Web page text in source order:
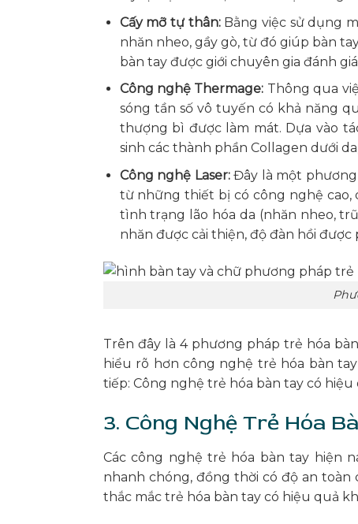
Cấy mỡ tự thân:Bằng việc sử dụng
nhăn nheo, gầy gò, từ đó giúp bàn
bàn tay được giới chuyên gia đánh
Công nghệ Thermage: Thông qua
sóng tần số vô tuyến có khả năng
thượng bì được làm mát. Dựa vào
sinh các thành phần Collagen dưới
Công nghệ Laser:Đây là một phương
từ những thiết bị có công nghệ cao,
tình trạng lão hóa da (nhăn nheo,
nhăn được cải thiện, độ đàn hồi được
Trên đây là 4 phương pháp trẻ hóa
hiểu rõ hơn công nghệ trẻ hóa bàn
tiếp: Công nghệ trẻ hóa bàn tay có
3. Công Nghệ Trẻ Hóa
Các công nghệ trẻ hóa bàn tay hiện
nhanh chóng, đồng thời có độ an toàn
thắc mắc trẻ hóa bàn tay có hiệu quả